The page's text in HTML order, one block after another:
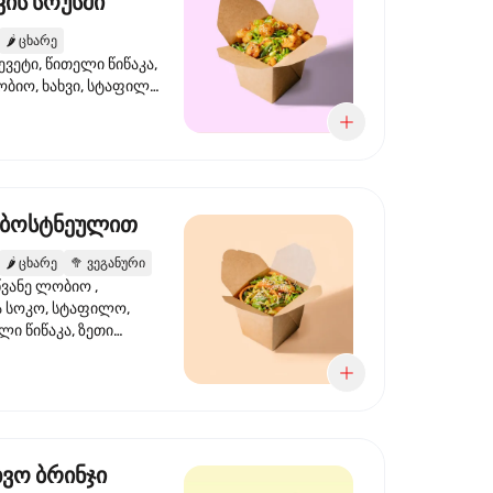
🌶️ ცხარე
წითელი წიწაკა,
ხახვი, სტაფილო,
ნიორი
🌶️ ცხარე 🥦 ვეგანური
ლობიო ,
სოკო, სტაფილო,
წიწაკა, ზეთი
ბრინჯი